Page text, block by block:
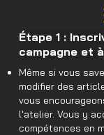
Étape 1 :
campagne et
Même si vous
modifier des
vous
l'atelier. Vous y
compétences en